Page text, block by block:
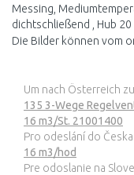
Messing,
dichtschließend , Hub 20
Die Bilder können vom
Um nach Österreich
135 3-Wege
16 m3/St. 21001400
Pro odeslání do
16 m3/hod
Pre odoslanie na